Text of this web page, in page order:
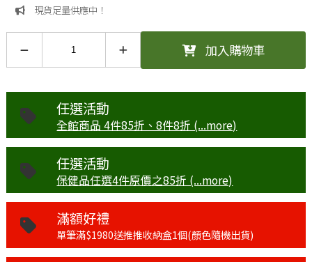
現貨足量供應中！
加入購物車
任選活動
全館商品 4件85折、8件8折 (...more)
任選活動
保健品任選4件原價之85折 (...more)
滿額好禮
單筆滿$1980送推推收納盒1個(顏色隨機出貨)